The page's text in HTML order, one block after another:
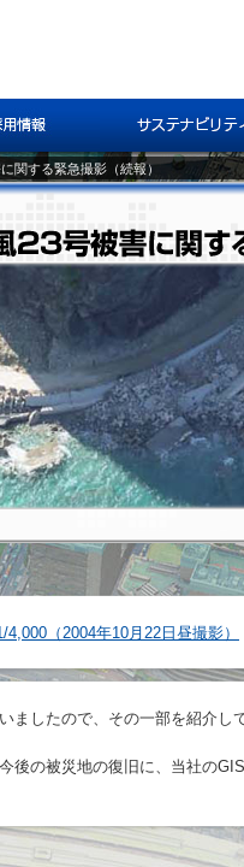
関する緊急撮影（続報）
4,000（2004年10月22日昼撮影）
ましたので、その一部を紹介し
後の被災地の復旧に、当社の